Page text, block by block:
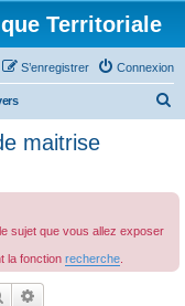
Territoriale
Connexion
S’enregistrer
maitrise
sujet que vous allez exposer
la fonction recherche
Rechercher